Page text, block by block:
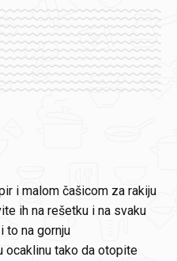
i malom čašicom za rakiju
ih na rešetku i na svaku
to na gornju
ocaklinu tako da otopite